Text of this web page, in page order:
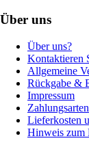
Über uns
Über uns?
Kontaktieren
Allgemeine
Rückgabe &
Impressum
Zahlungsarten
Lieferkosten
Hinweis zum